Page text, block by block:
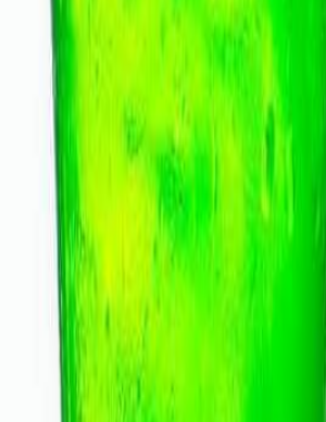
en endulzantes
artificiales, así
Algunos fabricantes también han
Acerca de lo que vendrá, Jonas
incremento en el ingreso
bebidas."
Te puede interesar: América
Top 10 mercados